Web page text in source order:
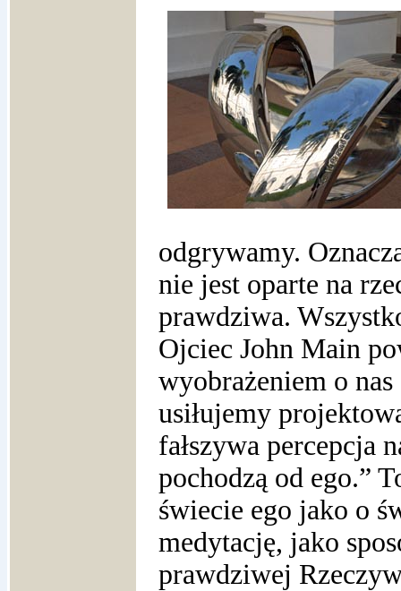
odgrywamy.
nie jest oparte na
prawdziwa.
Ojciec John Main
wyobrażeniem o
usiłujemy
fałszywa percepcja
pochodzą od ego.”
świecie ego jako o
medytację, jako
prawdziwej